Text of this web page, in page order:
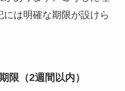
は明確な期限が設けら
限（2週間以内）